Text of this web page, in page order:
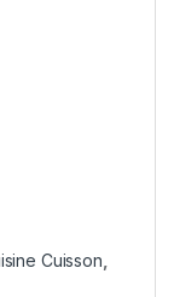
Cuisson